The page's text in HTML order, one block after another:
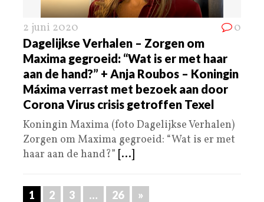
2 juni 2020 0
Dagelijkse Verhalen – Zorgen om
Maxima gegroeid: “Wat is er met haar
aan de hand?” + Anja Roubos – Koningin
Máxima verrast met bezoek aan door
Corona Virus crisis getroffen Texel
Koningin Maxima (foto Dagelijkse Verhalen)
Zorgen om Maxima gegroeid: “Wat is er met
haar aan de hand?” [...]
1 2 3 … 26 »